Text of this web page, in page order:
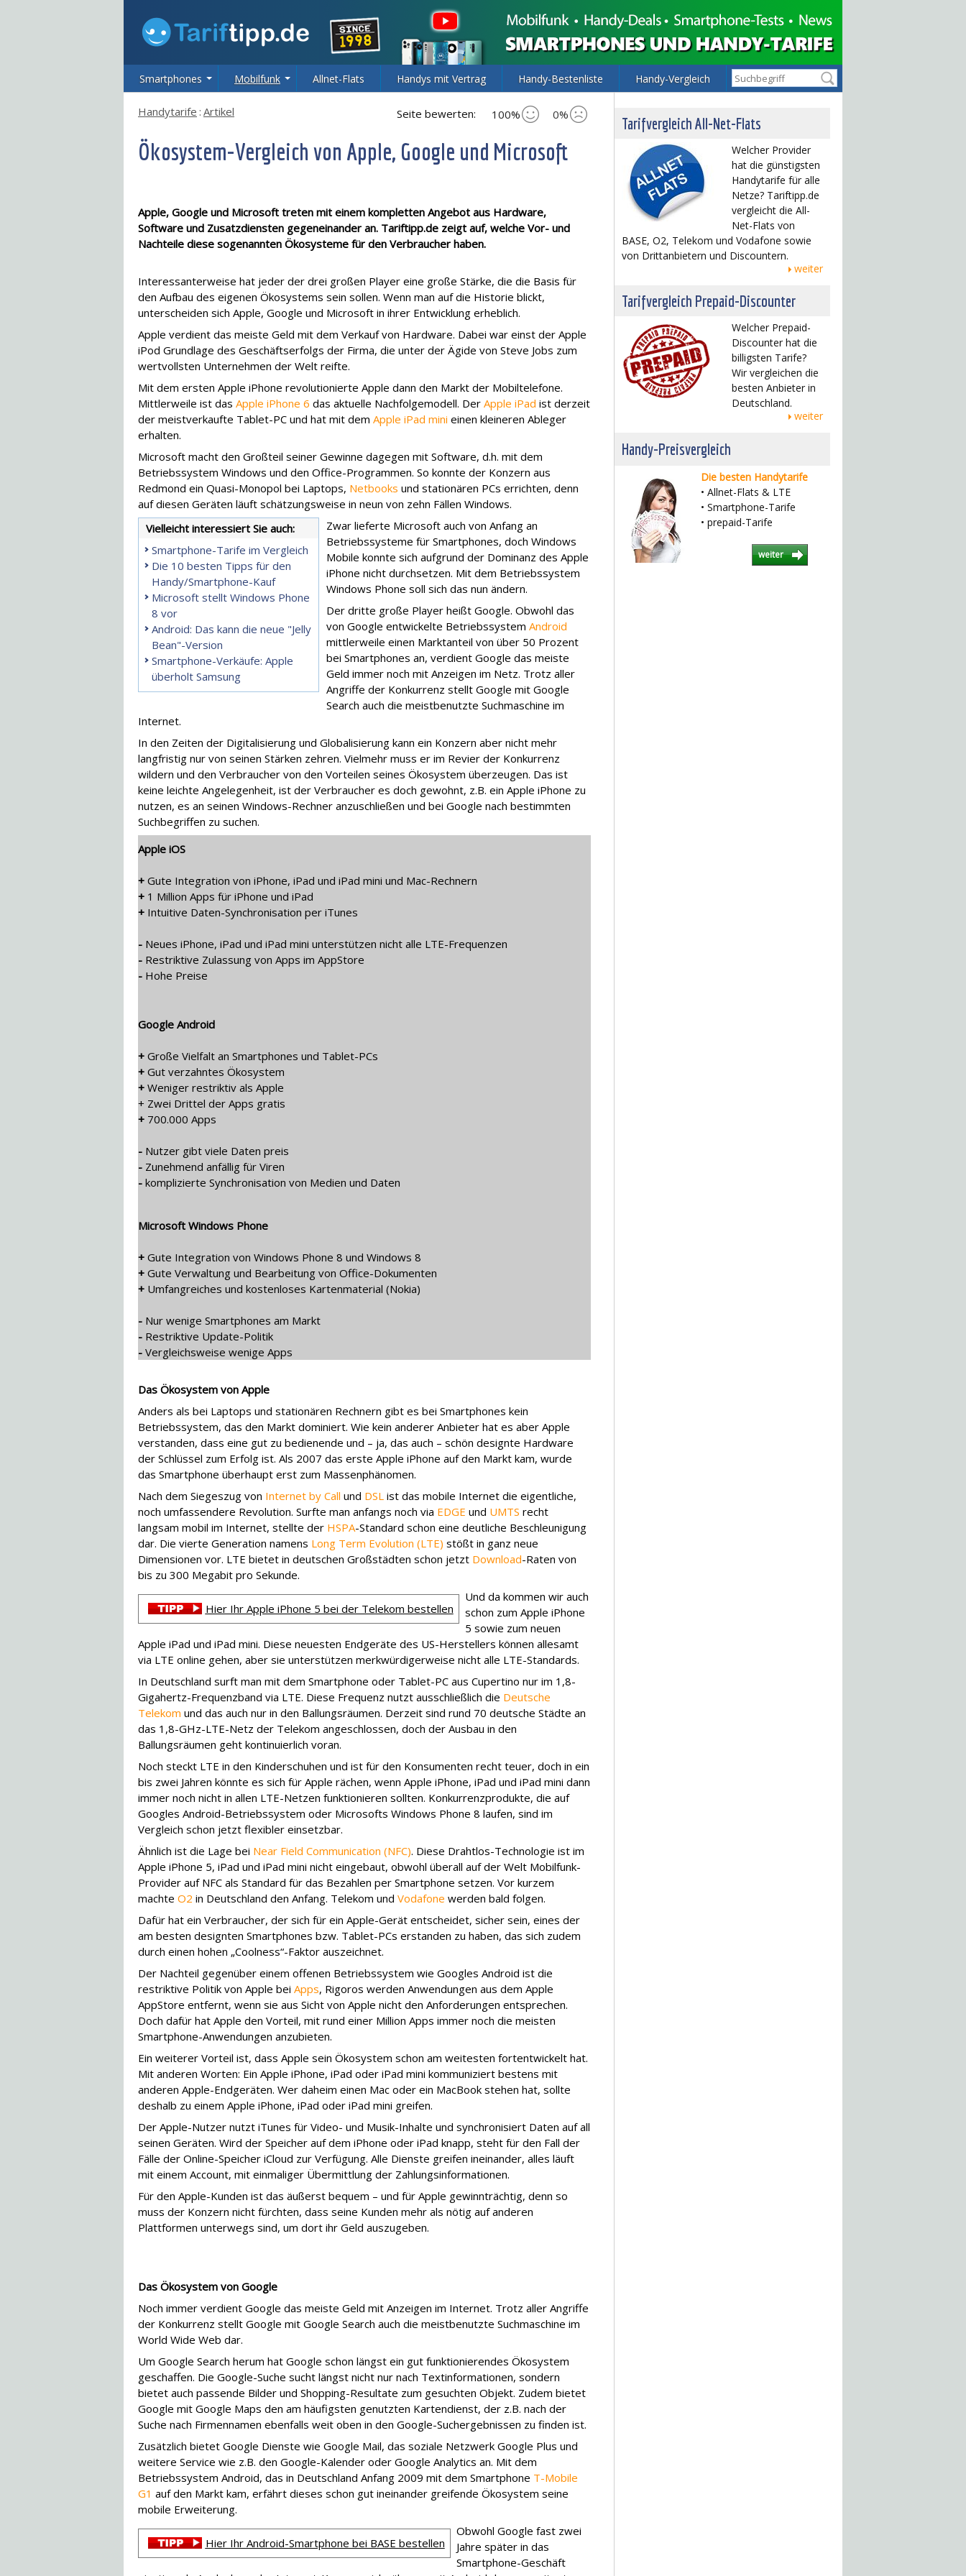
Smartphones Mobilfunk Allnet-Flats Handys mit Vertrag Handy-Bestenliste Handy-Vergleich
Seite bewerten: 100% 0%
Handytarife : Artikel
Ökosystem-Vergleich von Apple, Google und Microsoft
Apple, Google und Microsoft treten mit einem kompletten Angebot aus Hardware,
Software und Zusatzdiensten gegeneinander an. Tariftipp.de zeigt auf, welche Vor- und
Nachteile diese sogenannten Ökosysteme für den Verbraucher haben.
Interessanterweise hat jeder der drei großen Player eine große Stärke, die die Basis für
den Aufbau des eigenen Ökosystems sein sollen. Wenn man auf die Historie blickt,
unterscheiden sich Apple, Google und Microsoft in ihrer Entwicklung erheblich.
Apple verdient das meiste Geld mit dem Verkauf von Hardware. Dabei war einst der Apple
iPod Grundlage des Geschäftserfolgs der Firma, die unter der Ägide von Steve Jobs zum
wertvollsten Unternehmen der Welt reifte.
Mit dem ersten Apple iPhone revolutionierte Apple dann den Markt der Mobiltelefone.
Mittlerweile ist das Apple iPhone 6 das aktuelle Nachfolgemodell. Der Apple iPad ist derzeit
der meistverkaufte Tablet-PC und hat mit dem Apple iPad mini einen kleineren Ableger
erhalten.
Microsoft macht den Großteil seiner Gewinne dagegen mit Software, d.h. mit dem
Betriebssystem Windows und den Office-Programmen. So konnte der Konzern aus
Redmond ein Quasi-Monopol bei Laptops, Netbooks und stationären PCs errichten, denn
auf diesen Geräten läuft schätzungsweise in neun von zehn Fällen Windows.
Vielleicht interessiert Sie auch:
Smartphone-Tarife im Vergleich
Die 10 besten Tipps für den
Handy/Smartphone-Kauf
Microsoft stellt Windows Phone
8 vor
Android: Das kann die neue "Jelly
Bean"-Version
Smartphone-Verkäufe: Apple
überholt Samsung
Zwar lieferte Microsoft auch von Anfang an
Betriebssysteme für Smartphones, doch Windows
Mobile konnte sich aufgrund der Dominanz des Apple
iPhone nicht durchsetzen. Mit dem Betriebssystem
Windows Phone soll sich das nun ändern.
Der dritte große Player heißt Google. Obwohl das
von Google entwickelte Betriebssystem Android
mittlerweile einen Marktanteil von über 50 Prozent
bei Smartphones an, verdient Google das meiste
Geld immer noch mit Anzeigen im Netz. Trotz aller
Angriffe der Konkurrenz stellt Google mit Google
Search auch die meistbenutzte Suchmaschine im
Internet.
In den Zeiten der Digitalisierung und Globalisierung kann ein Konzern aber nicht mehr
langfristig nur von seinen Stärken zehren. Vielmehr muss er im Revier der Konkurrenz
wildern und den Verbraucher von den Vorteilen seines Ökosystem überzeugen. Das ist
keine leichte Angelegenheit, ist der Verbraucher es doch gewohnt, z.B. ein Apple iPhone zu
nutzen, es an seinen Windows-Rechner anzuschließen und bei Google nach bestimmten
Suchbegriffen zu suchen.
Apple iOS
+ Gute Integration von iPhone, iPad und iPad mini und Mac-Rechnern
+ 1 Million Apps für iPhone und iPad
+ Intuitive Daten-Synchronisation per iTunes
- Neues iPhone, iPad und iPad mini unterstützen nicht alle LTE-Frequenzen
- Restriktive Zulassung von Apps im AppStore
- Hohe Preise
Google Android
+ Große Vielfalt an Smartphones und Tablet-PCs
+ Gut verzahntes Ökosystem
+ Weniger restriktiv als Apple
+ Zwei Drittel der Apps gratis
+ 700.000 Apps
- Nutzer gibt viele Daten preis
- Zunehmend anfällig für Viren
- komplizierte Synchronisation von Medien und Daten
Microsoft Windows Phone
+ Gute Integration von Windows Phone 8 und Windows 8
+ Gute Verwaltung und Bearbeitung von Office-Dokumenten
+ Umfangreiches und kostenloses Kartenmaterial (Nokia)
- Nur wenige Smartphones am Markt
- Restriktive Update-Politik
- Vergleichsweise wenige Apps
Das Ökosystem von Apple
Anders als bei Laptops und stationären Rechnern gibt es bei Smartphones kein
Betriebssystem, das den Markt dominiert. Wie kein anderer Anbieter hat es aber Apple
verstanden, dass eine gut zu bedienende und – ja, das auch – schön designte Hardware
der Schlüssel zum Erfolg ist. Als 2007 das erste Apple iPhone auf den Markt kam, wurde
das Smartphone überhaupt erst zum Massenphänomen.
Nach dem Siegeszug von Internet by Call und DSL ist das mobile Internet die eigentliche,
noch umfassendere Revolution. Surfte man anfangs noch via EDGE und UMTS recht
langsam mobil im Internet, stellte der HSPA-Standard schon eine deutliche Beschleunigung
dar. Die vierte Generation namens Long Term Evolution (LTE) stößt in ganz neue
Dimensionen vor. LTE bietet in deutschen Großstädten schon jetzt Download-Raten von
bis zu 300 Megabit pro Sekunde.
Hier Ihr Apple iPhone 5 bei der Telekom bestellen
Und da kommen wir auch
schon zum Apple iPhone
5 sowie zum neuen
Apple iPad und iPad mini. Diese neuesten Endgeräte des US-Herstellers können allesamt
via LTE online gehen, aber sie unterstützen merkwürdigerweise nicht alle LTE-Standards.
In Deutschland surft man mit dem Smartphone oder Tablet-PC aus Cupertino nur im 1,8-
Gigahertz-Frequenzband via LTE. Diese Frequenz nutzt ausschließlich die Deutsche
Telekom und das auch nur in den Ballungsräumen. Derzeit sind rund 70 deutsche Städte an
das 1,8-GHz-LTE-Netz der Telekom angeschlossen, doch der Ausbau in den
Ballungsräumen geht kontinuierlich voran.
Noch steckt LTE in den Kinderschuhen und ist für den Konsumenten recht teuer, doch in ein
bis zwei Jahren könnte es sich für Apple rächen, wenn Apple iPhone, iPad und iPad mini dann
immer noch nicht in allen LTE-Netzen funktionieren sollten. Konkurrenzprodukte, die auf
Googles Android-Betriebssystem oder Microsofts Windows Phone 8 laufen, sind im
Vergleich schon jetzt flexibler einsetzbar.
Ähnlich ist die Lage bei Near Field Communication (NFC). Diese Drahtlos-Technologie ist im
Apple iPhone 5, iPad und iPad mini nicht eingebaut, obwohl überall auf der Welt Mobilfunk-
Provider auf NFC als Standard für das Bezahlen per Smartphone setzen. Vor kurzem
machte O2 in Deutschland den Anfang. Telekom und Vodafone werden bald folgen.
Dafür hat ein Verbraucher, der sich für ein Apple-Gerät entscheidet, sicher sein, eines der
am besten designten Smartphones bzw. Tablet-PCs erstanden zu haben, das sich zudem
durch einen hohen „Coolness“-Faktor auszeichnet.
Der Nachteil gegenüber einem offenen Betriebssystem wie Googles Android ist die
restriktive Politik von Apple bei Apps, Rigoros werden Anwendungen aus dem Apple
AppStore entfernt, wenn sie aus Sicht von Apple nicht den Anforderungen entsprechen.
Doch dafür hat Apple den Vorteil, mit rund einer Million Apps immer noch die meisten
Smartphone-Anwendungen anzubieten.
Ein weiterer Vorteil ist, dass Apple sein Ökosystem schon am weitesten fortentwickelt hat.
Mit anderen Worten: Ein Apple iPhone, iPad oder iPad mini kommuniziert bestens mit
anderen Apple-Endgeräten. Wer daheim einen Mac oder ein MacBook stehen hat, sollte
deshalb zu einem Apple iPhone, iPad oder iPad mini greifen.
Der Apple-Nutzer nutzt iTunes für Video- und Musik-Inhalte und synchronisiert Daten auf all
seinen Geräten. Wird der Speicher auf dem iPhone oder iPad knapp, steht für den Fall der
Fälle der Online-Speicher iCloud zur Verfügung. Alle Dienste greifen ineinander, alles läuft
mit einem Account, mit einmaliger Übermittlung der Zahlungsinformationen.
Für den Apple-Kunden ist das äußerst bequem – und für Apple gewinnträchtig, denn so
muss der Konzern nicht fürchten, dass seine Kunden mehr als nötig auf anderen
Plattformen unterwegs sind, um dort ihr Geld auszugeben.
Das Ökosystem von Google
Noch immer verdient Google das meiste Geld mit Anzeigen im Internet. Trotz aller Angriffe
der Konkurrenz stellt Google mit Google Search auch die meistbenutzte Suchmaschine im
World Wide Web dar.
Um Google Search herum hat Google schon längst ein gut funktionierendes Ökosystem
geschaffen. Die Google-Suche sucht längst nicht nur nach Textinformationen, sondern
bietet auch passende Bilder und Shopping-Resultate zum gesuchten Objekt. Zudem bietet
Google mit Google Maps den am häufigsten genutzten Kartendienst, der z.B. nach der
Suche nach Firmennamen ebenfalls weit oben in den Google-Suchergebnissen zu finden ist.
Zusätzlich bietet Google Dienste wie Google Mail, das soziale Netzwerk Google Plus und
weitere Service wie z.B. den Google-Kalender oder Google Analytics an. Mit dem
Betriebssystem Android, das in Deutschland Anfang 2009 mit dem Smartphone T-Mobile
G1 auf den Markt kam, erfährt dieses schon gut ineinander greifende Ökosystem seine
mobile Erweiterung.
Hier Ihr Android-Smartphone bei BASE bestellen
Obwohl Google fast zwei
Jahre später in das
Smartphone-Geschäft
Tarifvergleich All-Net-Flats
Welcher Provider
hat die günstigsten
Handytarife für alle
Netze? Tariftipp.de
vergleicht die All-
Net-Flats von
BASE, O2, Telekom und Vodafone sowie
von Drittanbietern und Discountern.
weiter
Tarifvergleich Prepaid-Discounter
Welcher Prepaid-
Discounter hat die
billigsten Tarife?
Wir vergleichen die
besten Anbieter in
Deutschland.
weiter
Handy-Preisvergleich
Die besten Handytarife
• Allnet-Flats & LTE
• Smartphone-Tarife
• prepaid-Tarife
weiter